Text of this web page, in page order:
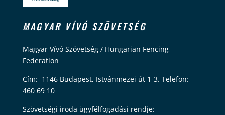
MAGYAR VÍVÓ SZÖVETSÉG
Magyar Vívó Szövetség / Hungarian Fencing
Federation
Cím: 1146 Budapest, Istvánmezei út 1-3. Telefon:
460 69 10
Szövetségi iroda ügyfélfogadási rendje: